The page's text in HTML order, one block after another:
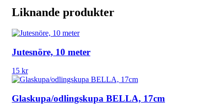
Liknande produkter
Jutesnöre, 10 meter
15 kr
Glaskupa/odlingskupa BELLA, 17cm